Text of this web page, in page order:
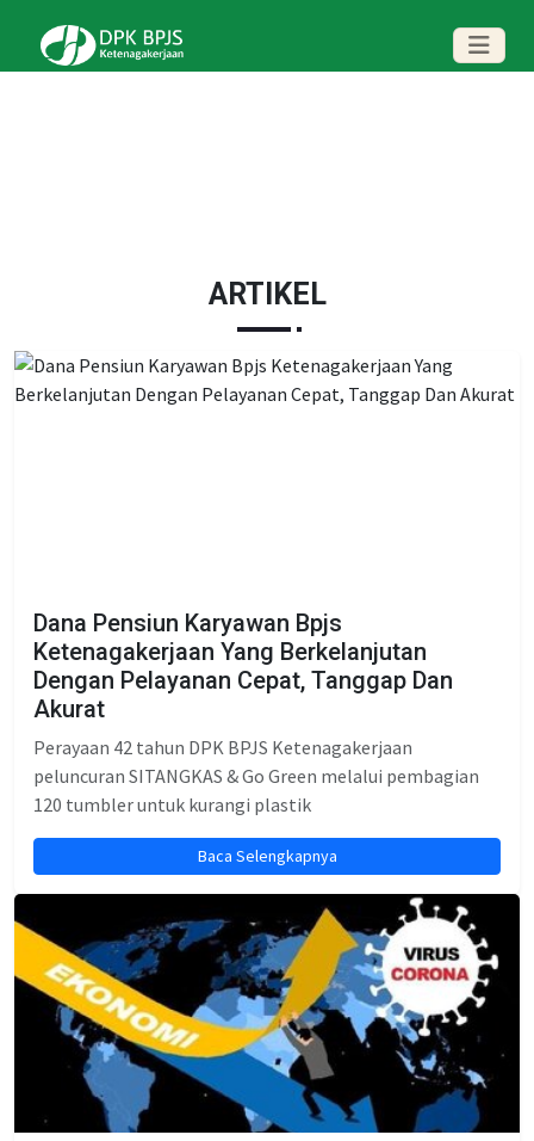
ARTIKEL
Dana Pensiun Karyawan Bpjs
Ketenagakerjaan Yang Berkelanjutan
Dengan Pelayanan Cepat, Tanggap Dan
Akurat
Perayaan 42 tahun DPK BPJS Ketenagakerjaan
peluncuran SITANGKAS & Go Green melalui pembagian
120 tumbler untuk kurangi plastik
Baca Selengkapnya